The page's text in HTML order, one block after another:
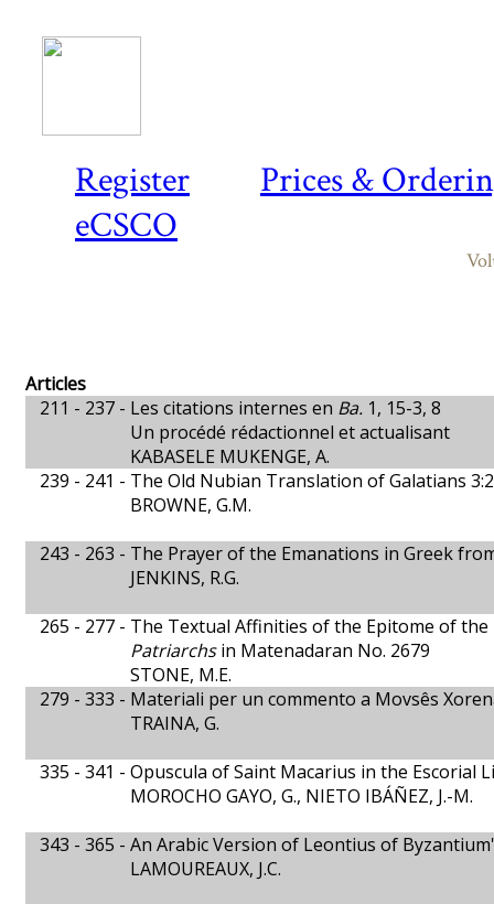
Register
Prices &
eCSCO
Articles
211 - 237 - Les citations internes en Ba. 1, 15-3, 8
Un procédé rédactionnel et actualisant
KABASELE MUKENGE, A.
239 - 241 - The Old Nubian Translation of Galatians
BROWNE, G.M.
243 - 263 - The Prayer of the Emanations in Greek
JENKINS, R.G.
265 - 277 - The Textual Affinities of the Epitome of the
Patriarchsin Matenadaran No. 2679
STONE, M.E.
279 - 333 - Materiali per un commento a Movsês
TRAINA, G.
335 - 341 - Opuscula of Saint Macarius in the Escorial
MOROCHO GAYO, G., NIETO IBÁÑEZ, J.-M.
343 - 365 - An Arabic Version of Leontius of
LAMOUREAUX, J.C.